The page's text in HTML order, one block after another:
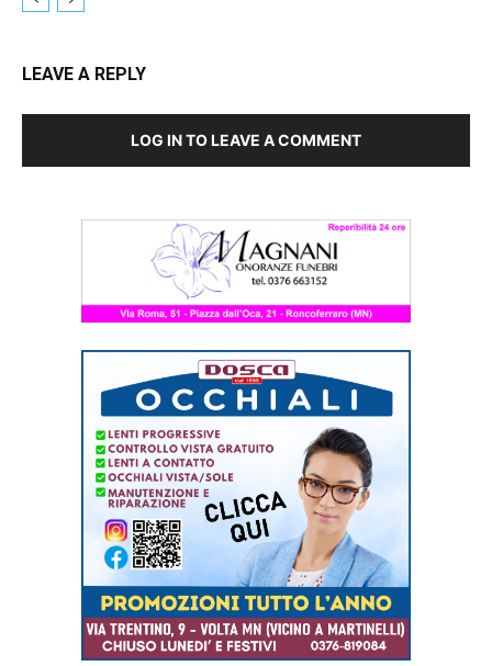
LEAVE A REPLY
LOG IN TO LEAVE A COMMENT